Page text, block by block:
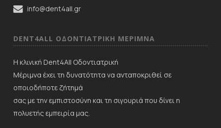
info@dent4all.gr
DENT4ALL ΟΔΟΝΤΙΑΤΡΙΚΗ ΜΕΡΙΜNΑ
Η κλινική Dent4All Οδοντιατρική
Μέριμνα έχει τη δυνατότητα να ανταποκριθεί σε
οποιοδήποτε ζήτημά
σας με την εμπιστοσύνη και τη σιγουριά που δίνει η
πολυετής εμπειρία μας.